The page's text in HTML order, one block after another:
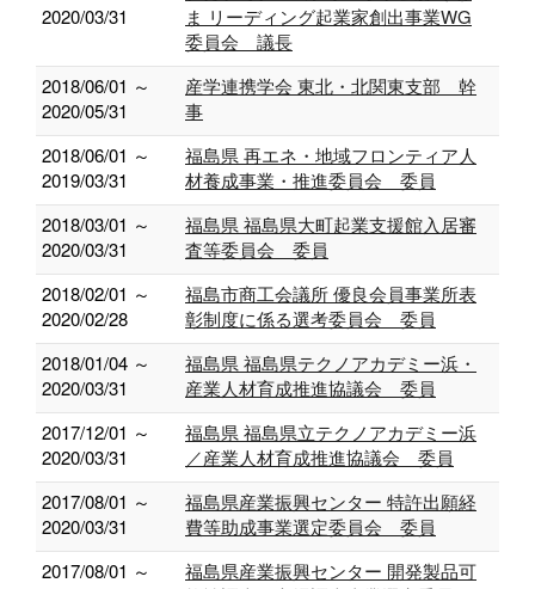
2020/03/31
ま リーディング起業家創出事業WG
委員会 議長
2018/06/01 ～
2020/05/31
産学連携学会 東北・北関東支部 幹
事
2018/06/01 ～
2019/03/31
福島県 再エネ・地域フロンティア人
材養成事業・推進委員会 委員
2018/03/01 ～
2020/03/31
福島県 福島県大町起業支援館入居審
査等委員会 委員
2018/02/01 ～
2020/02/28
福島市商工会議所 優良会員事業所表
彰制度に係る選考委員会 委員
2018/01/04 ～
2020/03/31
福島県 福島県テクノアカデミー浜・
産業人材育成推進協議会 委員
2017/12/01 ～
2020/03/31
福島県 福島県立テクノアカデミー浜
／産業人材育成推進協議会 委員
2017/08/01 ～
2020/03/31
福島県産業振興センター 特許出願経
費等助成事業選定委員会 委員
2017/08/01 ～
福島県産業振興センター 開発製品可